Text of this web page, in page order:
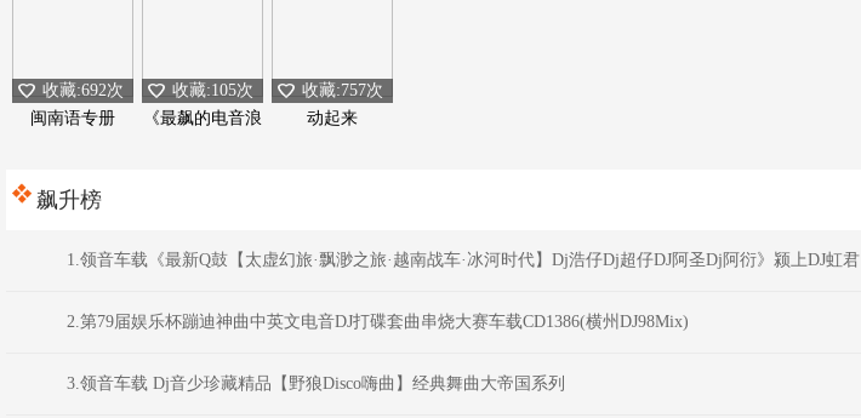
闽南语专册
收藏:692次
《最飙的电音浪
收藏:105次
动起来
收藏:757次
飙升榜
1.领音车载《最新Q鼓【太虚幻旅·飘渺之旅·越南战车·冰河时代】Dj浩仔Dj超仔DJ阿圣Dj阿衍》颍上DJ虹君
2.第79届娱乐杯蹦迪神曲中英文电音DJ打碟套曲串烧大赛车载CD1386(横州DJ98Mix)
3.领音车载 Dj音少珍藏精品【野狼Disco嗨曲】经典舞曲大帝国系列